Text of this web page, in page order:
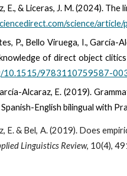
E., & Liceras, J. M. (2024).
science/
P., Bello Viruega, I.,García-
of direct object
10.1515/9783110759587-
Alcaraz, E. (2019).
English bilingual with
E.& Bel, A. (2019). Does
Linguistics Review, 10(4),